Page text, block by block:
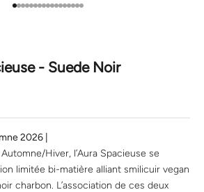
Aller à l'élément 1
Aller à l'élément 2
Aller à l'élément 3
Aller à l'élément 4
Aller à l'élément 5
Aller à l'élément 6
Aller à l'élément 7
Aller à l'élément 8
Aller à l'élément 9
Aller à l'élément 10
Aller à l'élément 11
Aller à l'élément 12
Aller à l'élément 13
Aller à l'élément 14
Aller à l'élément 15
Aller à l'élément 16
Aller à l'élément 17
- Suede Noir
2026 |
Hiver, l’Aura Spacieuse se
limitée bi-matière alliant smilicuir vegan
charbon. L’association de ces deux